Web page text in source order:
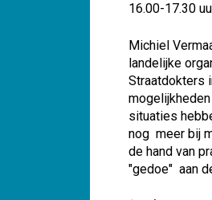
bij
aan
de
16.00-17.30
Michiel
landelijke
Straatdokters
situaties
nog meer bij
de hand van
"gedoe" aan